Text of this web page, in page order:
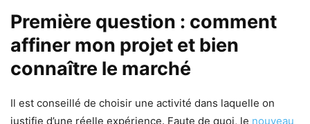
Première question : comment
affiner mon projet et bien
connaître le marché
Il est conseillé de choisir une activité dans laquelle on
justifie d’une réelle expérience. Faute de quoi, le nouveau